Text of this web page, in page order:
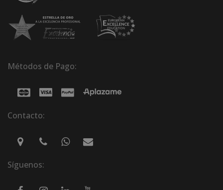
Métodos de Pago:
Contacto:
Síguenos: